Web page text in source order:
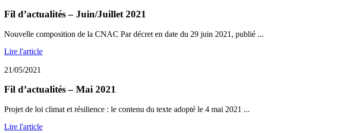
Fil d’actualités – Juin/Juillet 2021
Nouvelle composition de la CNAC Par décret en date du 29 juin 2021, publié ...
Lire l'article
21/05/2021
Fil d’actualités – Mai 2021
Projet de loi climat et résilience : le contenu du texte adopté le 4 mai 2021 ...
Lire l'article